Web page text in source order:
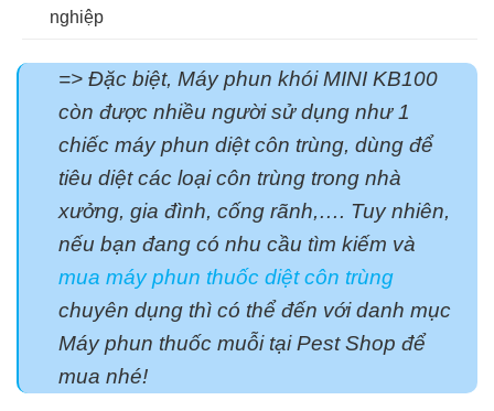
nghiệp
=> Đặc biệt, Máy phun khói MINI KB100
còn được nhiều người sử dụng như 1
chiếc máy phun diệt côn trùng, dùng để
tiêu diệt các loại côn trùng trong nhà
xưởng, gia đình, cống rãnh,…. Tuy nhiên,
nếu bạn đang có nhu cầu tìm kiếm và
mua máy phun thuốc diệt côn trùng
chuyên dụng thì có thể đến với danh mục
Máy phun thuốc muỗi tại Pest Shop để
mua nhé!